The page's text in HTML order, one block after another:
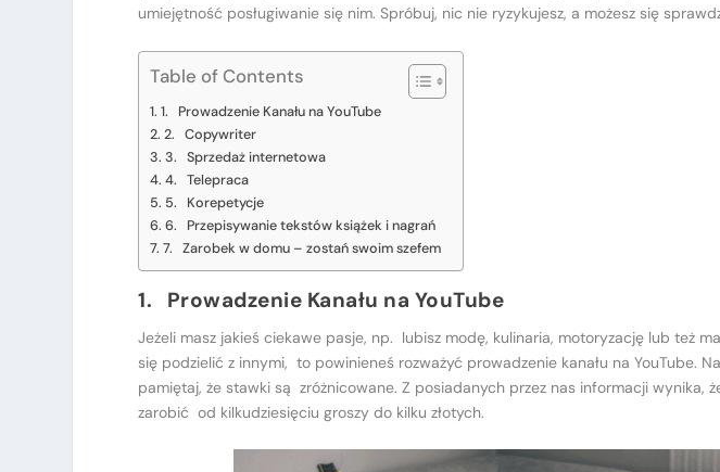
umiejętność posługiwanie się nim. Spróbuj, nic nie ryzykujesz, a możesz się
Table of Contents
1. Prowadzenie Kanału na YouTube
2. Copywriter
3. Sprzedaż internetowa
4. Telepraca
5. Korepetycje
6. Przepisywanie tekstów książek i nagrań
7. Zarobek w domu – zostań swoim szefem
1. Prowadzenie Kanału na YouTube
Jeżeli masz jakieś ciekawe pasje, np. lubisz modę, kulinaria, motoryzację lub też
się podzielić z innymi, to powinieneś rozważyć prowadzenie kanału na YouTube.
pamiętaj, że stawki są zróżnicowane. Z posiadanych przez nas informacji wynika,
zarobić od kilkudziesięciu groszy do kilku złotych.